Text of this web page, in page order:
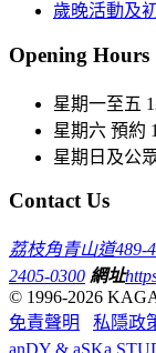
歲晚活動及
Opening Hours
星期一至五
星期六 預約
星期日及公
Contact Us
荔枝角青山道489-
2405-0300 網址
© 1996-2026
免責聲明
私隱政
anDY & aSKa